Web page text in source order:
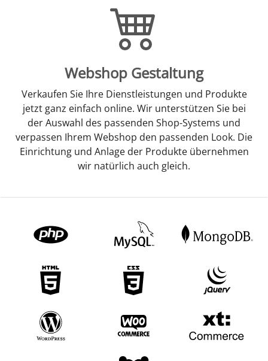
Webshop Gestaltung
Verkaufen Sie Ihre Dienstleistungen und Produkte
jetzt ganz einfach online. Wir unterstützen Sie bei
der Auswahl des passenden Shop-Systems und
verpassen Ihrem Webshop den passenden Look. Die
Einrichtung und Anlage der Produkte übernehmen
wir natürlich auch gleich.